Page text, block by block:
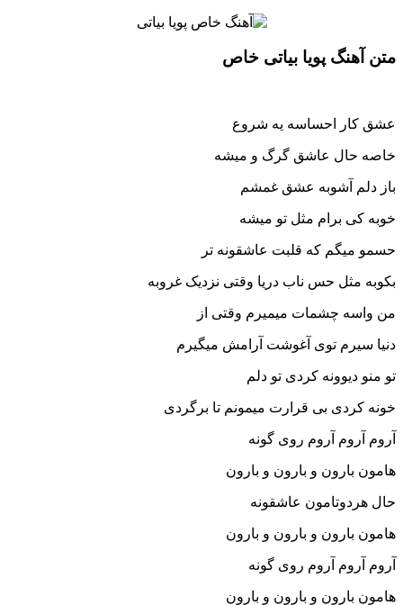
متن آهنگ پویا بیاتی خاص
عشق کار احساسه یه شروع
خاصه حال عاشق گرگ و میشه
باز دلم آشوبه عشق غمشم
خوبه کی برام مثل تو میشه
حسمو میگم که قلبت عاشقونه تر
بکوبه مثل حس ناب دریا وقتی نزدیک غروبه
من واسه چشمات میمیرم وقتی از
دنیا سیرم توی آغوشت آرامش میگیرم
تو منو دیوونه کردی تو دلم
خونه کردی بی قرارت میمونم تا برگردی
آروم آروم آروم روی گونه
هامون بارون و بارون و بارون
حال هردوتامون عاشقونه
هامون بارون و بارون و بارون
آروم آروم آروم روی گونه
هامون بارون و بارون و بارون